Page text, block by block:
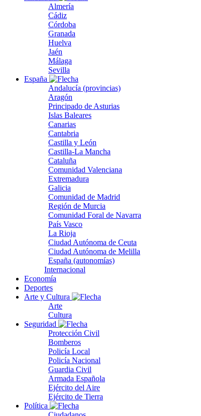
Almería
Cádiz
Córdoba
Granada
Huelva
Jaén
Málaga
Sevilla
España
Andalucía (provincias)
Aragón
Principado de Asturias
Islas Baleares
Canarias
Cantabria
Castilla y León
Castilla-La Mancha
Cataluña
Comunidad Valenciana
Extremadura
Galicia
Comunidad de Madrid
Región de Murcia
Comunidad Foral de Navarra
País Vasco
La Rioja
Ciudad Autónoma de Ceuta
Ciudad Autónoma de Melilla
España (autonomías)
Internacional
Economía
Deportes
Arte y Cultura
Arte
Cultura
Seguridad
Protección Civil
Bomberos
Policía Local
Policía Nacional
Guardia Civil
Armada Española
Ejército del Aire
Ejército de Tierra
Política